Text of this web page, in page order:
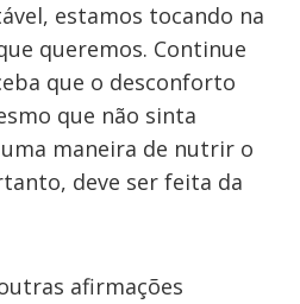
estamos tocando na
queremos. Continue
que o desconforto
que não sinta
maneira de nutrir o
deve ser feita da
afirmações